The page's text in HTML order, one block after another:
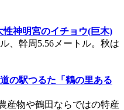
性神明宮のイチョウ(巨木)
、幹周5.56メートル。秋は
道の駅つるた「鶴の里ある
産物や鶴田ならではの特産